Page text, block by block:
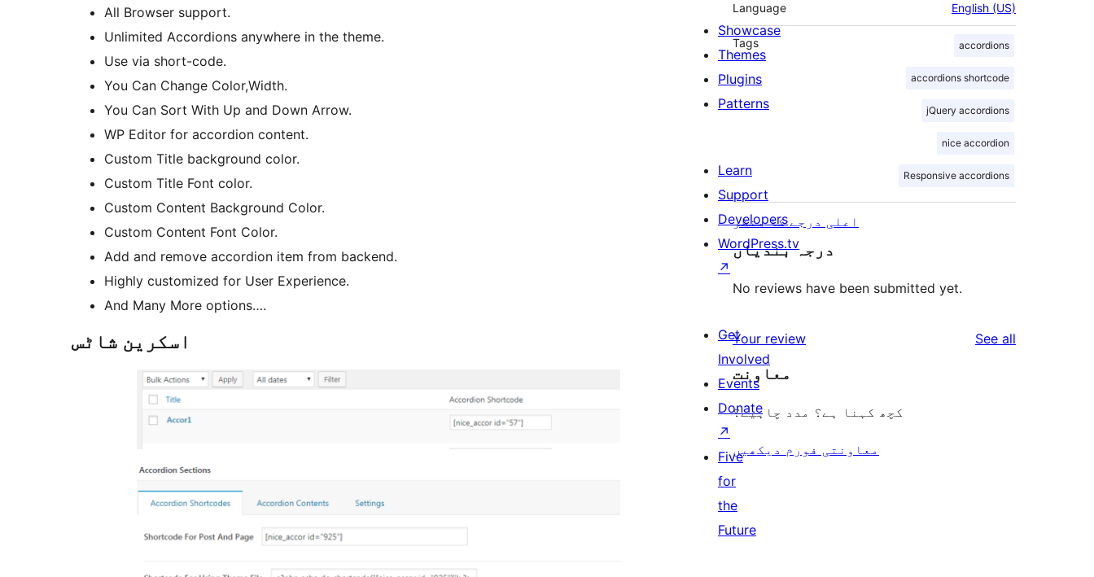
All Browser support.
Unlimited Accordions anywhere in the theme.
Use via short-code.
You Can Change Color,Width.
You Can Sort With Up and Down Arrow.
WP Editor for accordion content.
Custom Title background color.
Custom Title Font color.
Custom Content Background Color.
Custom Content Font Color.
Add and remove accordion item from backend.
Highly customized for User Experience.
And Many More options….
اسکرین شاٹس
Language English (US)
Tags accordions
accordions shortcode
jQuery accordions
nice accordion
Responsive accordions
اعلی درجے کا منظر
درجہ بندیاں
No reviews have been submitted yet.
Your review See all
معاونت
کچھ کہنا ہے؟ مدد چاہیے؟
معاونتی فورم دیکھیں
Showcase
Themes
Plugins
Patterns
Learn
Support
Developers
WordPress.tv
↗
Get
Involved
Events
Donate
↗
Five
for
the
Future